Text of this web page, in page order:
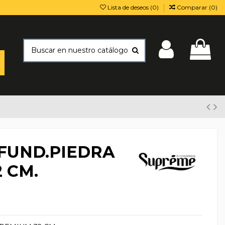
Lista de deseos (0) Comparar (0)
CM.